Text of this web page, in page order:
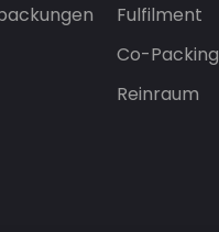
Fulfilment
Co-Packing
Reinraum